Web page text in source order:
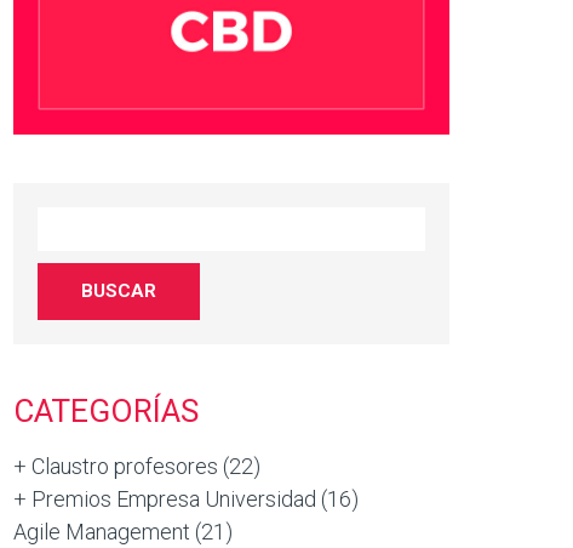
CATEGORÍAS
+ Claustro profesores (22)
+ Premios Empresa Universidad (16)
Agile Management (21)